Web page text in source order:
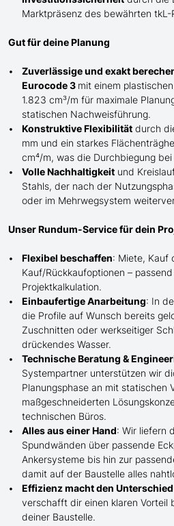
Marktpräsenz des bewährten tkL-
Gut für deine Planung
Zuverlässige und exakt
Eurocode 3 mit einem
1.823 cm³/m für maximale
statischen Nachweisführung.
Konstruktive Flexibilität durch
mm und ein starkes
cm⁴/m, was die Durchbiegung
Volle Nachhaltigkeit und
Stahls, der nach der
oder im Mehrwegsystem
Unser Rundum-Service für dein
Flexibel beschaffen: Miete, Kauf
Kauf/Rückkaufoptionen –
Projektkalkulation.
Einbaufertige Anarbeitung: In
die Profile auf Wunsch bereits
Zuschnitten oder werkseitiger
drückendes Wasser.
Technische Beratung &
Systempartner unterstützen wir
Planungsphase an mit statischen
maßgeschneiderten
technischen Büros.
Alles aus einer Hand: Wir liefern
Spundwänden über passende
Ankersysteme bis hin zur
damit auf der Baustelle alles
Effizienz macht den
verschafft dir einen klaren Vorteil
deiner Baustelle.